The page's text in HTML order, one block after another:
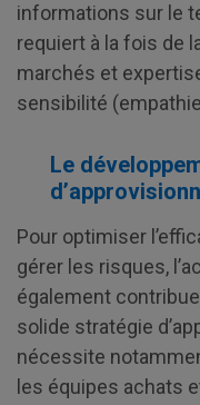
informations sur le
requiert à la fois de
marchés et
sensibilité
Le
Pour optimiser
gérer les risques,
également
solide stratégie
nécessite
les équipes achats